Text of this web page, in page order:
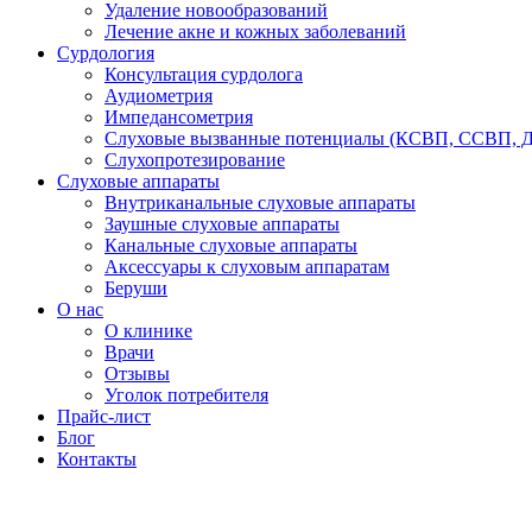
Удаление новообразований
Лечение акне и кожных заболеваний
Сурдология
Консультация сурдолога
Аудиометрия
Импедансометрия
Слуховые вызванные потенциалы (КСВП, ССВП,
Слухопротезирование
Слуховые аппараты
Внутриканальные слуховые аппараты
Заушные слуховые аппараты
Канальные слуховые аппараты
Аксессуары к слуховым аппаратам
Беруши
О нас
О клинике
Врачи
Отзывы
Уголок потребителя
Прайс-лист
Блог
Контакты